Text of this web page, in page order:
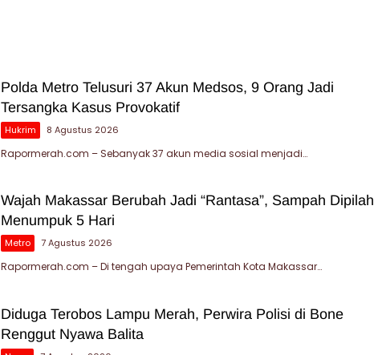
Polda Metro Telusuri 37 Akun Medsos, 9 Orang Jadi
Tersangka Kasus Provokatif
Hukrim 8 Agustus 2026
Rapormerah.com – Sebanyak 37 akun media sosial menjadi…
Wajah Makassar Berubah Jadi “Rantasa”, Sampah Dipilah
Menumpuk 5 Hari
Metro 7 Agustus 2026
Rapormerah.com – Di tengah upaya Pemerintah Kota Makassar…
Diduga Terobos Lampu Merah, Perwira Polisi di Bone
Renggut Nyawa Balita